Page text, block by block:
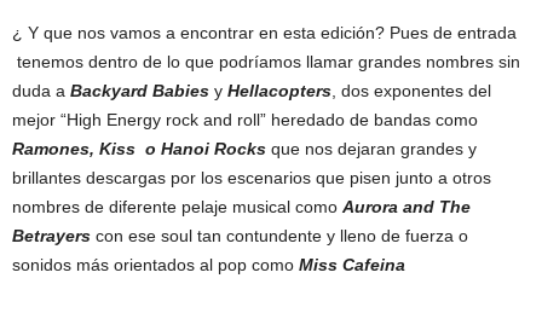
¿ Y que nos vamos a encontrar en esta edición? Pues de entrada
tenemos dentro de lo que podríamos llamar grandes nombres sin
duda a Backyard Babies y Hellacopters , dos exponentes del
mejor “High Energy rock and roll” heredado de bandas como
Ramones, Kiss o Hanoi Rocks que nos dejaran grandes y
brillantes descargas por los escenarios que pisen junto a otros
nombres de diferente pelaje musical como Aurora and The
Betrayers con ese soul tan contundente y lleno de fuerza o
sonidos más orientados al pop como Miss Cafeina